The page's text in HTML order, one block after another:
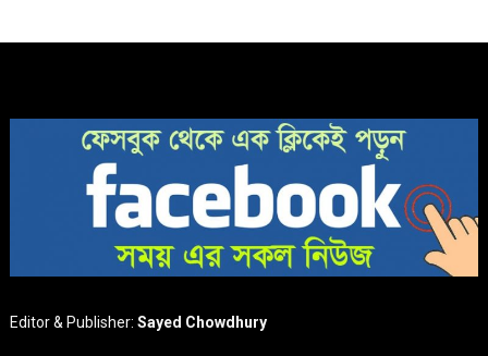
Editor & Publisher:Sayed Chowdhury